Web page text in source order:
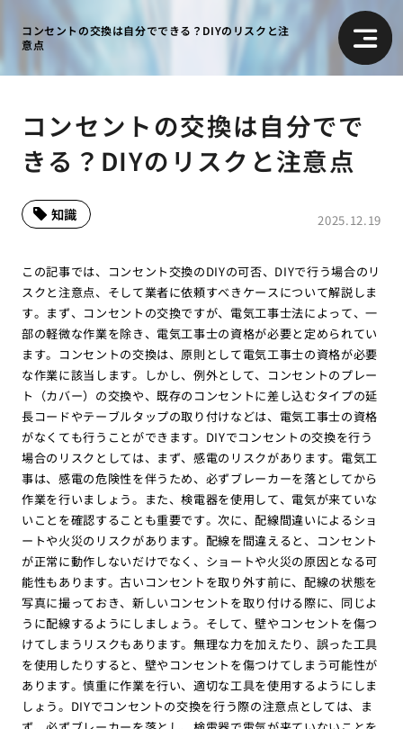
コンセントの交換は自分でできる？DIYのリスクと注
意点
コンセントの交換は自分でで
きる？DIYのリスクと注意点
2025.12.19
知識
この記事では、コンセント交換のDIYの可否、DIYで行う場合のリ
スクと注意点、そして業者に依頼すべきケースについて解説しま
す。まず、コンセントの交換ですが、電気工事士法によって、一
部の軽微な作業を除き、電気工事士の資格が必要と定められてい
ます。コンセントの交換は、原則として電気工事士の資格が必要
な作業に該当します。しかし、例外として、コンセントのプレー
ト（カバー）の交換や、既存のコンセントに差し込むタイプの延
長コードやテーブルタップの取り付けなどは、電気工事士の資格
がなくても行うことができます。DIYでコンセントの交換を行う
場合のリスクとしては、まず、感電のリスクがあります。電気工
事は、感電の危険性を伴うため、必ずブレーカーを落としてから
作業を行いましょう。また、検電器を使用して、電気が来ていな
いことを確認することも重要です。次に、配線間違いによるショ
ートや火災のリスクがあります。配線を間違えると、コンセント
が正常に動作しないだけでなく、ショートや火災の原因となる可
能性もあります。古いコンセントを取り外す前に、配線の状態を
写真に撮っておき、新しいコンセントを取り付ける際に、同じよ
うに配線するようにしましょう。そして、壁やコンセントを傷つ
けてしまうリスクもあります。無理な力を加えたり、誤った工具
を使用したりすると、壁やコンセントを傷つけてしまう可能性が
あります。慎重に作業を行い、適切な工具を使用するようにしま
しょう。DIYでコンセントの交換を行う際の注意点としては、ま